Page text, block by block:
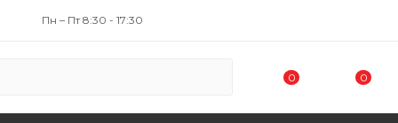
Пн – Пт 8:30 - 17:30
0 0